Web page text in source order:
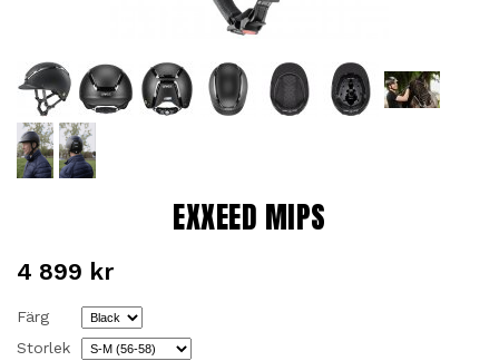
EXXEED MIPS
4 899 kr
Färg
Storlek